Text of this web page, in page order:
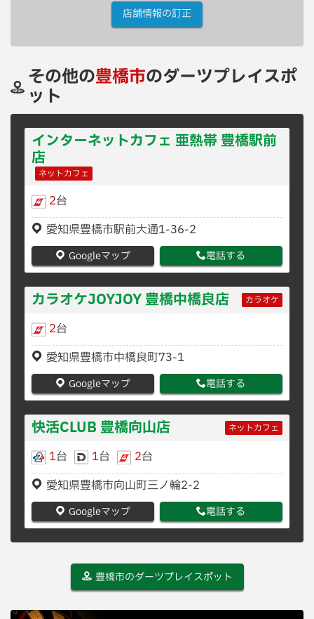
店舗情報の訂正
その他の豊橋市のダーツプレイスポ
ット
インターネットカフェ 亜熱帯 豊橋駅前
店
ネットカフェ
2台
愛知県豊橋市駅前大通1-36-2
Googleマップ 電話する
カラオケJOYJOY 豊橋中橋良店 カラオケ
2台
愛知県豊橋市中橋良町73-1
Googleマップ 電話する
快活CLUB 豊橋向山店 ネットカフェ
1台 1台 2台
愛知県豊橋市向山町三ノ輪2-2
Googleマップ 電話する
豊橋市のダーツプレイスポット